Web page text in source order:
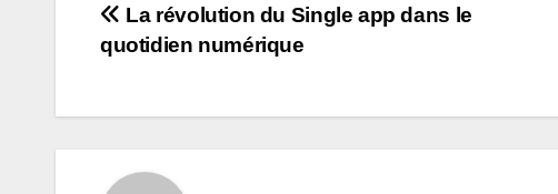
Post
navigation
La révolution du Single app dans le
quotidien numérique